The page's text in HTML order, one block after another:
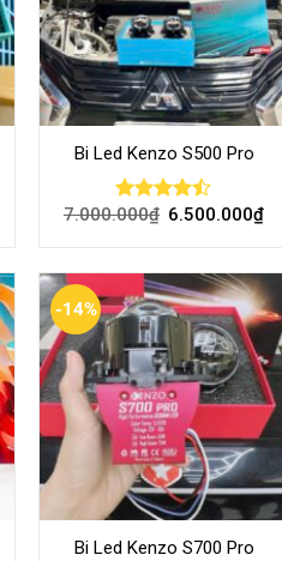
Bi Led Kenzo S500 Pro
Rated
7.000.000₫ 6.500.000₫
-14%
Bi Led Kenzo S700 Pro